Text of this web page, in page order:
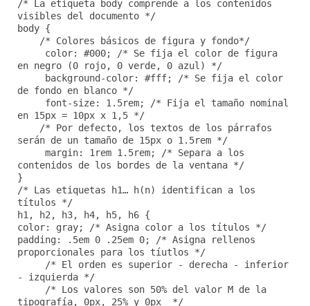
/* La etiqueta body comprende a los contenidos
visibles del documento */
body {
/* Colores básicos de figura y fondo*/
color: #000; /* Se fija el color de figura
en negro (0 rojo, 0 verde, 0 azul) */
background-color: #fff; /* Se fija el color
de fondo en blanco */
font-size: 1.5rem; /* Fija el tamaño nominal
en 15px = 10px x 1,5 */
/* Por defecto, los textos de los párrafos
serán de un tamaño de 15px o 1.5rem */
margin: 1rem 1.5rem; /* Separa a los
contenidos de los bordes de la ventana */
}
/* Las etiquetas h1… h(n) identifican a los
títulos */
h1, h2, h3, h4, h5, h6 {
color: gray; /* Asigna color a los títulos */
padding: .5em 0 .25em 0; /* Asigna rellenos
proporcionales para los tíutlos */
/* El orden es superior - derecha - inferior
- izquierda */
/* Los valores son 50% del valor M de la
tipografía, 0px, 25% y 0px */